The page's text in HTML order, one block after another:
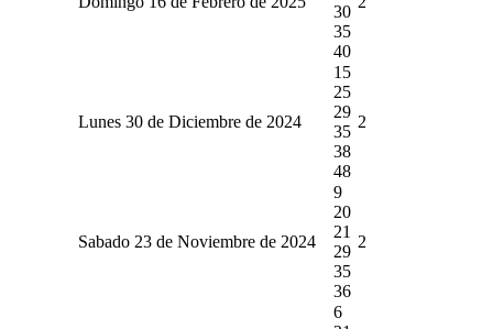
30
35
40
Lunes 30 de Diciembre de 2024
15
25
29
35
38
48
2
Sabado 23 de Noviembre de 2024
9
20
21
29
35
36
2
6